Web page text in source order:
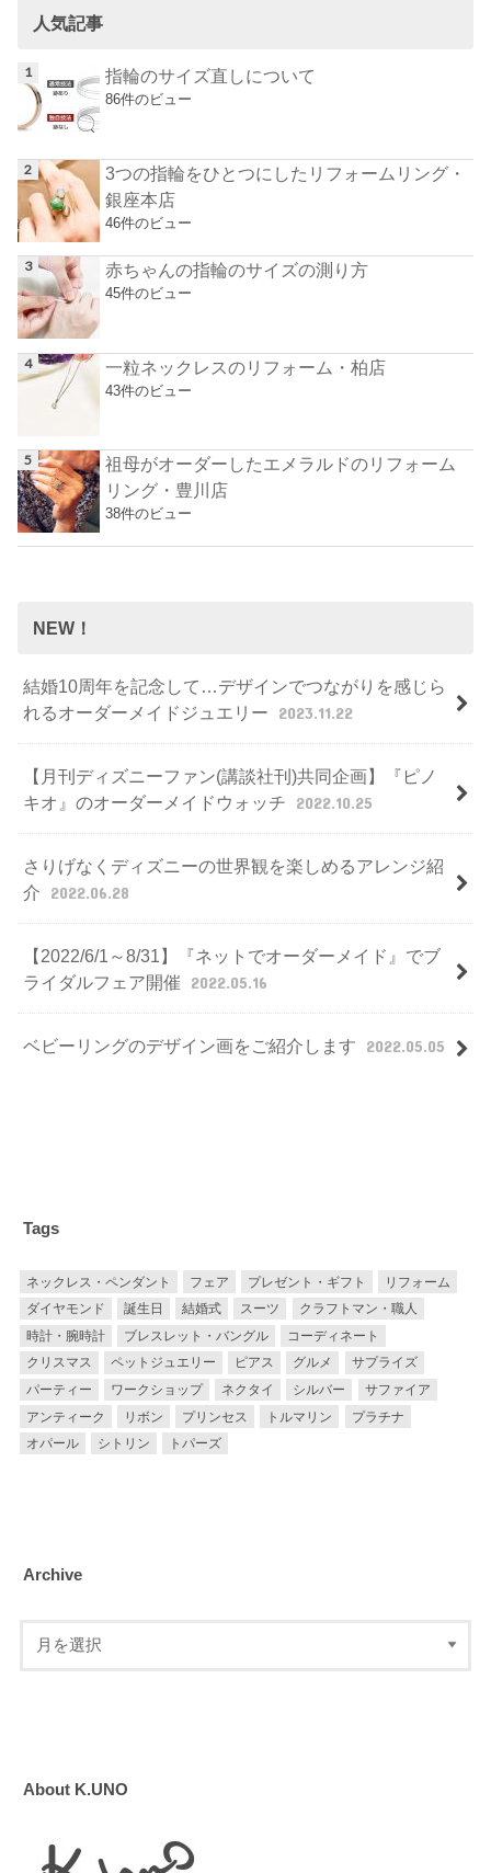
人気記事
指輪のサイズ直しについて
86件のビュー
3つの指輪をひとつにしたリフォームリング・
銀座本店
46件のビュー
赤ちゃんの指輪のサイズの測り方
45件のビュー
一粒ネックレスのリフォーム・柏店
43件のビュー
祖母がオーダーしたエメラルドのリフォーム
リング・豊川店
38件のビュー
NEW！
結婚10周年を記念して…デザインでつながりを感じら
れるオーダーメイドジュエリー
2023.11.22
【月刊ディズニーファン(講談社刊)共同企画】『ピノ
キオ』のオーダーメイドウォッチ
2022.10.25
さりげなくディズニーの世界観を楽しめるアレンジ紹
介
2022.06.28
【2022/6/1～8/31】『ネットでオーダーメイド』でブ
ライダルフェア開催
2022.05.16
ベビーリングのデザイン画をご紹介します 2022.05.05
Tags
ネックレス・ペンダント フェア プレゼント・ギフト
リフォーム
ダイヤモンド
誕生日 結婚式 スーツ
クラフトマン・職人
時計・腕時計
ブレスレット・バングル
コーディネート
クリスマス
ペットジュエリー ピアス グルメ
サプライズ
パーティー
ワークショップ ネクタイ シルバー
サファイア
アンティーク
リボン プリンセス トルマリン
プラチナ
オパール
シトリン トパーズ
Archive
About K.UNO